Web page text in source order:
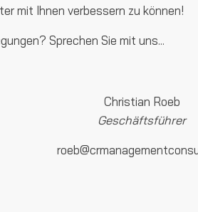
mit Ihnen verbessern zu können!
Sprechen Sie mit uns...
Christian Roeb
Geschäftsführer